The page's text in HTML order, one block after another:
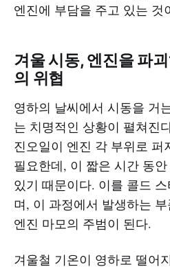
엔진에 부담을 주고 있는 것
겨울 시동, 엔진을 파
의 위협
영하의 날씨에서 시동을 거
는 치명적인 상황이 펼쳐진
진오일이 엔진 각 부위로 퍼
필요한데, 이 짧은 시간 동
있기 때문이다. 이를 콜드
며, 이 과정에서 발생하는
엔진 마모의 주범이 된다.
겨울철 기온이 영하로 떨어